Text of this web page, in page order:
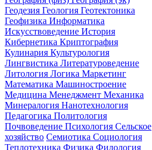
Геодезия Геология Геотектоника
Геофизика Информатика
Искусствоведение История
Кибернетика Криптография
Кулинария Культурология
Лингвистика Литературоведение
Литология Логика Маркетинг
Математика Машиностроение
Медицина Менеджмент Механика
Минералогия Нанотехнология
Педагогика Политология
Почвоведение Психология Сельское
хозяйство Семиотика Социология
Теплотехника Физика Филология